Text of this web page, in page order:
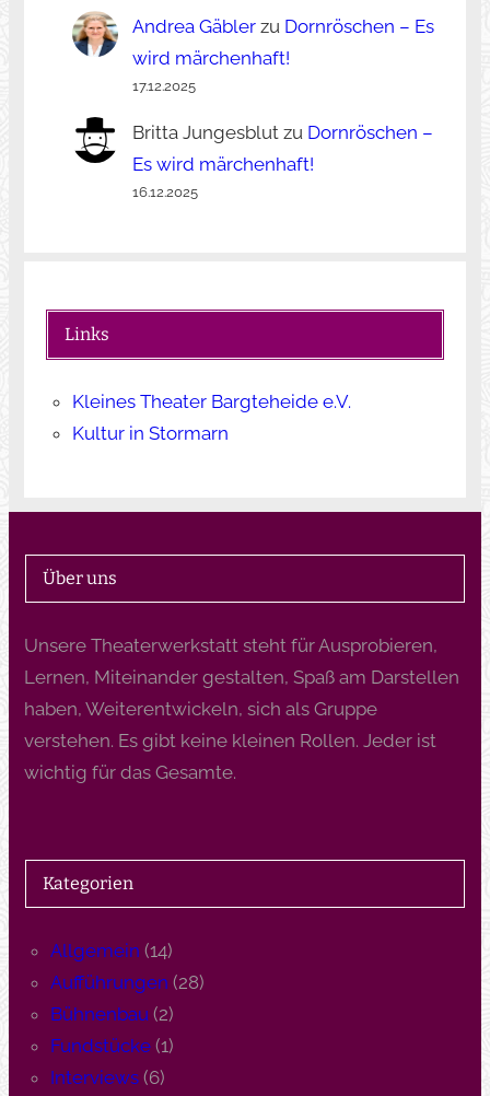
Andrea Gäblerzu Dornröschen – Es
wird märchenhaft!
17.12.2025
Britta Jungesblutzu Dornröschen –
Es wird märchenhaft!
16.12.2025
Links
Kleines Theater Bargteheide e.V.
Kultur in Stormarn
Über uns
Unsere Theaterwerkstatt steht für Ausprobieren,
Lernen, Miteinander gestalten, Spaß am Darstellen
haben, Weiterentwickeln, sich als Gruppe
verstehen. Es gibt keine kleinen Rollen. Jeder ist
wichtig für das Gesamte.
Kategorien
Allgemein (14)
Aufführungen (28)
Bühnenbau (2)
Fundstücke(1)
Interviews(6)